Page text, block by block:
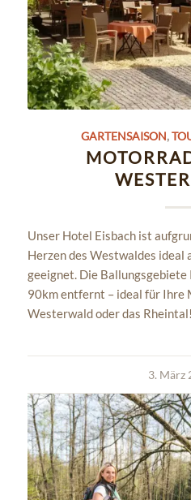
GARTENSAISON,
Unser Hotel Eisbach ist
Herzen des Westwaldes
geeignet. Die
90km entfernt – ideal für Ihre
Westerwald oder das
3. März